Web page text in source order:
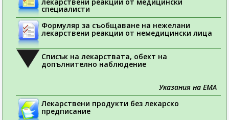
специалисти
Формуляр за съобщаване на нежелани
лекарствени реакции от немедицински лица
Списък на лекарствата, обект на
допълнително наблюдение
Указания на ЕМА
Лекарствени продукти без лекарско
предписание